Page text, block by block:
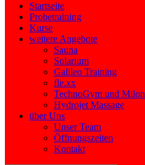
Startseite
Probetraining
Kurse
weitere Angebote
Sauna
Solarium
Galileo Training
fle.xx
TechnoGym und Milon
Hydrojet Massage
über Uns
Unser Team
Öffnungszeiten
Kontakt